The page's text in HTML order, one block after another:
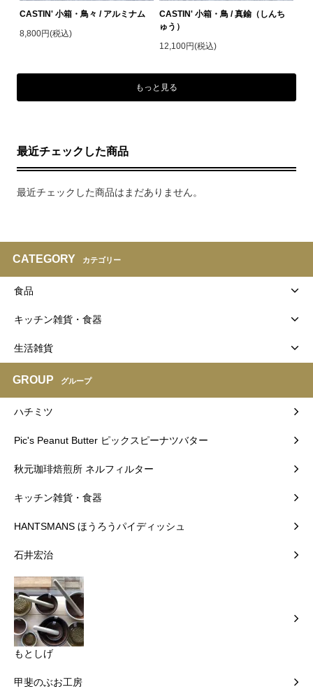
CASTIN' 小箱・鳥々 / アルミナム
8,800円(税込)
CASTIN' 小箱・鳥 / 真鍮（しんち
ゅう）
12,100円(税込)
もっと見る
最近チェックした商品
最近チェックした商品はまだありません。
CATEGORY カテゴリー
食品
キッチン雑貨・食器
生活雑貨
GROUP グループ
ハチミツ
Pic's Peanut Butter ピックスピーナツバター
秋元珈琲焙煎所 ネルフィルター
キッチン雑貨・食器
HANTSMANS ほうろうパイディッシュ
石井宏治
もとしげ
甲斐のぶお工房